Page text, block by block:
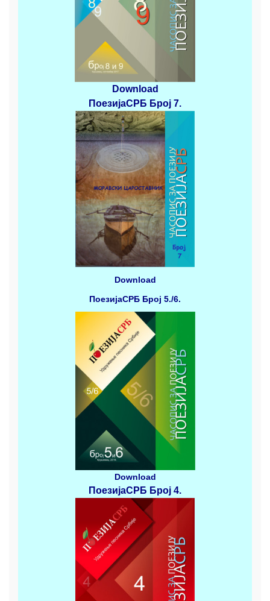
Download
ПоезијаСРБ Број 7.
Download
ПоезијаСРБ Број 5./6.
Download
ПоезијаСРБ Број 4.